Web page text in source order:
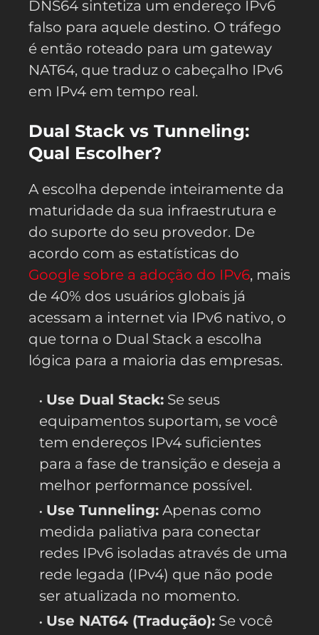
DNS64 sintetiza um endereço IPv6
falso para aquele destino. O tráfego
é então roteado para um gateway
NAT64, que traduz o cabeçalho IPv6
em IPv4 em tempo real.
Dual Stack vs Tunneling:
Qual Escolher?
A escolha depende inteiramente da
maturidade da sua infraestrutura e
do suporte do seu provedor. De
acordo com as estatísticas do
Google sobre a adoção do IPv6, mais
de 40% dos usuários globais já
acessam a internet via IPv6 nativo, o
que torna o Dual Stack a escolha
lógica para a maioria das empresas.
Use Dual Stack: Se seus
equipamentos suportam, se você
tem endereços IPv4 suficientes
para a fase de transição e deseja a
melhor performance possível.
Use Tunneling: Apenas como
medida paliativa para conectar
redes IPv6 isoladas através de uma
rede legada (IPv4) que não pode
ser atualizada no momento.
Use NAT64 (Tradução): Se você